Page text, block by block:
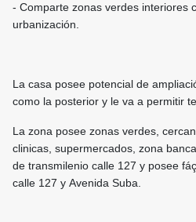
- Comparte zonas verdes interiores
urbanización.
La casa posee potencial de
como la posterior y le va a permitir
La zona posee zonas verdes,
clinicas, supermercados, zona
de transmilenio calle 127 y posee
calle 127 y Avenida Suba.